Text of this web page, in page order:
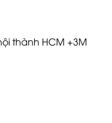
thành HCM +3M